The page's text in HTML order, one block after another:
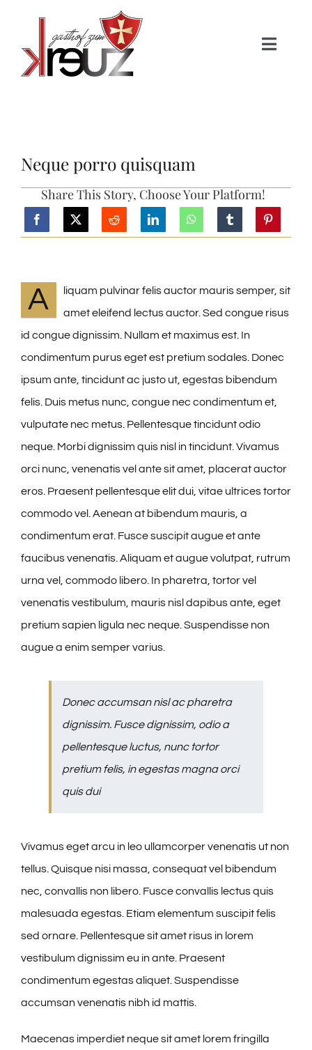
content
Toggle
Zimmer
Gastronomie
Aktivitäten
Impressum
Datenschutzerklärung
Neque porro quisquam
Share This Story, Choose Your Platform!
A
liquam pulvinar felis auctor mauris semper, sit
amet eleifend lectus auctor. Sed congue risus
id congue dignissim. Nullam et maximus est. In
condimentum purus eget est pretium sodales. Donec
ipsum ante, tincidunt ac justo ut, egestas bibendum
felis. Duis metus nunc, congue nec condimentum et,
vulputate nec metus. Pellentesque tincidunt odio
neque. Morbi dignissim quis nisl in tincidunt. Vivamus
orci nunc, venenatis vel ante sit amet, placerat auctor
eros. Praesent pellentesque elit dui, vitae ultrices tortor
commodo vel. Aenean at bibendum mauris, a
condimentum erat. Fusce suscipit augue et ante
faucibus venenatis. Aliquam et augue volutpat, rutrum
urna vel, commodo libero. In pharetra, tortor vel
venenatis vestibulum, mauris nisl dapibus ante, eget
pretium sapien ligula nec neque. Suspendisse non
augue a enim semper varius.
Donec accumsan nisl ac pharetra
dignissim. Fusce dignissim, odio a
pellentesque luctus, nunc tortor
pretium felis, in egestas magna orci
quis dui
Vivamus eget arcu in leo ullamcorper venenatis ut non
tellus. Quisque nisi massa, consequat vel bibendum
nec, convallis non libero. Fusce convallis lectus quis
malesuada egestas. Etiam elementum suscipit felis
sed ornare. Pellentesque sit amet risus in lorem
vestibulum dignissim eu in ante. Praesent
condimentum egestas aliquet. Suspendisse
accumsan venenatis nibh id mattis.
Maecenas imperdiet neque sit amet lorem fringilla